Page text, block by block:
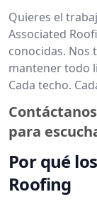
Quieres el
Associated
conocidas. Nos
mantener todo
Cada techo.
para
Por qué
Roofing